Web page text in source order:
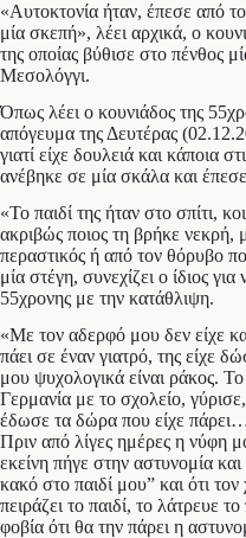
«Αυτοκτονία ήταν, έπεσε από
μία σκεπή», λέει αρχικά, ο
της οποίας βύθισε στο πένθος
Μεσολόγγι.
Όπως λέει ο κουνιάδος της
απόγευμα της Δευτέρας
γιατί είχε δουλειά και κάποια
ανέβηκε σε μία σκάλα και
«Το παιδί της ήταν στο σπίτι,
ακριβώς ποιος τη βρήκε
περαστικός ή από τον θόρυβο
μία στέγη, συνεχίζει ο ίδιος
55χρονης με την κατάθλιψη.
«Με τον αδερφό μου δεν είχε
πάει σε έναν γιατρό, της είχε
μου ψυχολογικά είναι ράκος.
Γερμανία με το σχολείο,
έδωσε τα δώρα που είχε
Πριν από λίγες ημέρες η νύφη
εκείνη πήγε στην αστυνομία
κακό στο παιδί μου” και ότι
πειράζει το παιδί, το λάτρευε
φοβία ότι θα την πάρει η